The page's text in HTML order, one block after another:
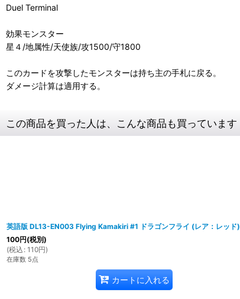
Duel Terminal
効果モンスター
星４/地属性/天使族/攻1500/守1800
このカードを攻撃したモンスターは持ち主の手札に戻る。
ダメージ計算は適用する。
この商品を買った人は、こんな商品も買っています
英語版 DL13-EN003 Flying Kamakiri #1 ドラゴンフライ (レア：レッド)
100円(税別)
(税込 : 110円)
在庫数 5点
カートに入れる